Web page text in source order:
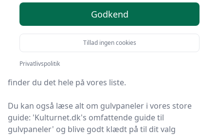
Leder du efter de bedste gulvpaneler? På Kulturnet
har vi udvalgt 0 produkter, så du let kan finde din
favorit.
Hvad enten du leder efter kvalitet, gode priser, en
specifik model eller et gulvpanel med fri levering,
finder du det hele på vores liste.
Du kan også læse alt om gulvpaneler i vores store
guide: 'Kulturnet.dk's omfattende guide til
gulvpaneler' og blive godt klædt på til dit valg
Godkend
Tillad ingen cookies
Privatlivspolitik